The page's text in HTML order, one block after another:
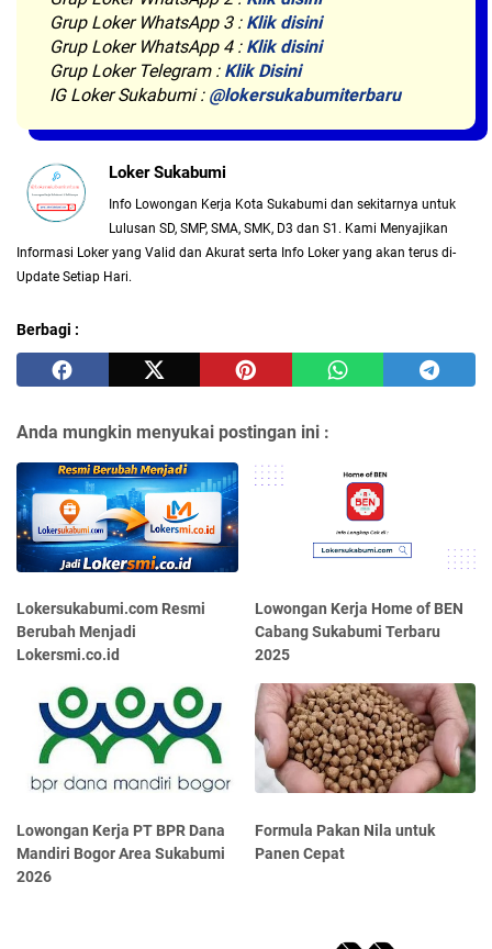
Grup Loker WhatsApp 3 : Klik disini
Grup Loker WhatsApp 4 : Klik disini
Grup Loker Telegram : Klik Disini
IG Loker Sukabumi : @lokersukabumiterbaru
Loker Sukabumi
Info Lowongan Kerja Kota Sukabumi dan sekitarnya untuk
Lulusan SD, SMP, SMA, SMK, D3 dan S1. Kami Menyajikan
Informasi Loker yang Valid dan Akurat serta Info Loker yang akan terus di-
Update Setiap Hari.
Berbagi :
Anda mungkin menyukai postingan ini :
Lokersukabumi.com Resmi
Berubah Menjadi
Lokersmi.co.id
Lowongan Kerja Home of BEN
Cabang Sukabumi Terbaru
2025
Lowongan Kerja PT BPR Dana
Mandiri Bogor Area Sukabumi
2026
Formula Pakan Nila untuk
Panen Cepat